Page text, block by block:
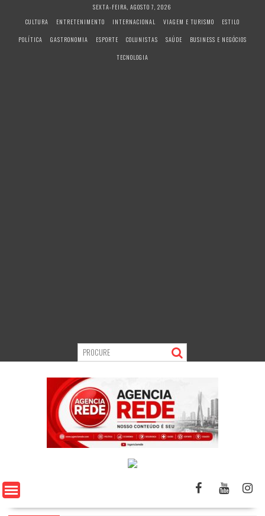
SEXTA-FEIRA, AGOSTO 7, 2026
CULTURA
ENTRETENIMENTO INTERNACIONAL VIAGEM E TURISMO
ESTILO
POLÍTICA
GASTRONOMIA ESPORTE COLUNISTAS SAÚDE
BUSINESS E NEGÓCIOS
TECNOLOGIA